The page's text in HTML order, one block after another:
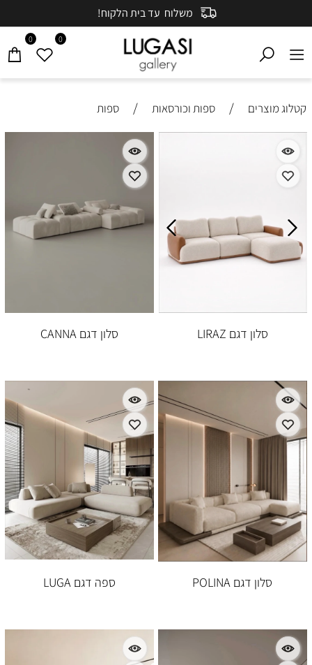
משלוח עד בית הלקוח!
0 0
קטלוג מוצרים / ספות וכורסאות / ספות
סלון דגם LIRAZ סלון דגם CANNA
סלון דגם POLINA ספה דגם LUGA